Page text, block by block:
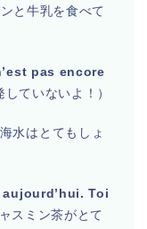
と牛乳を食べて
pas encore
ていないよ！）
海水はとてもしょ
Toi
スミン茶がとて